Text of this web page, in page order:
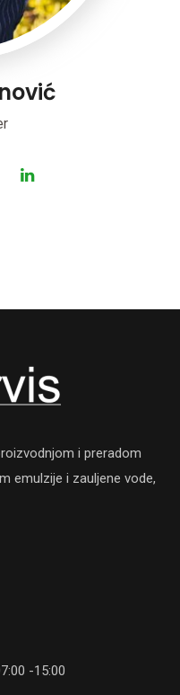
i preradom
emulzije i zauljene vode,
-15:00